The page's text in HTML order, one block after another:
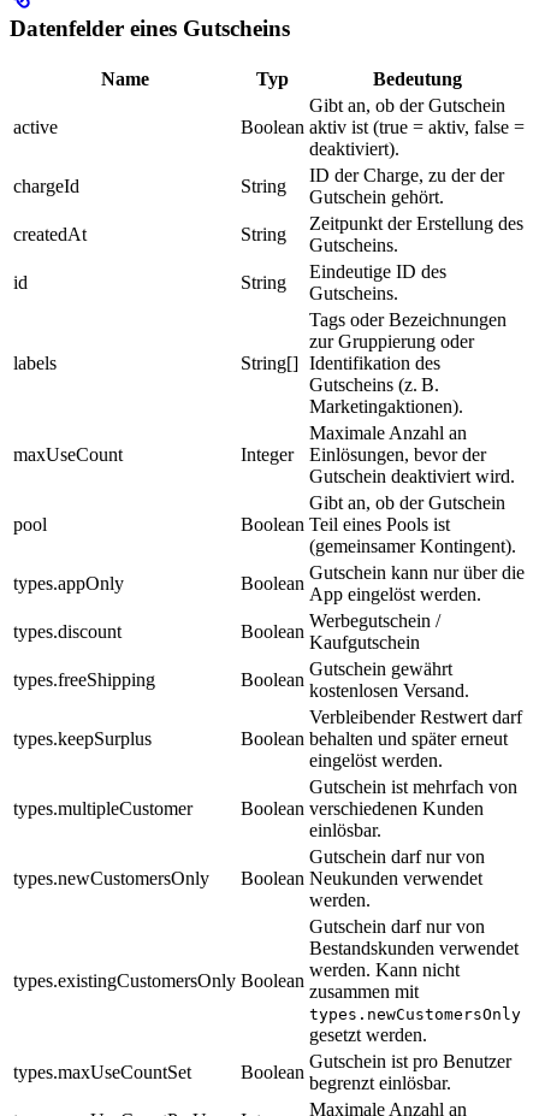
Datenfelder eines Gutscheins
Name Typ Bedeutung
active Boolean
Gibt an, ob der Gutschein
aktiv ist (true = aktiv, false =
deaktiviert).
chargeId
String
ID der Charge, zu der der
Gutschein gehört.
createdAt
String
Zeitpunkt der Erstellung des
Gutscheins.
id
String
Eindeutige ID des
Gutscheins.
labels String[]
Tags oder Bezeichnungen
zur Gruppierung oder
Identifikation des
Gutscheins (z. B.
Marketingaktionen).
maxUseCount Integer
Maximale Anzahl an
Einlösungen, bevor der
Gutschein deaktiviert wird.
pool Boolean
Gibt an, ob der Gutschein
Teil eines Pools ist
(gemeinsamer Kontingent).
types.appOnly
Boolean
Gutschein kann nur über die
App eingelöst werden.
types.discount
Boolean
Werbegutschein /
Kaufgutschein
types.freeShipping
Boolean
Gutschein gewährt
kostenlosen Versand.
types.keepSurplus Boolean
Verbleibender Restwert darf
behalten und später erneut
eingelöst werden.
types.multipleCustomer Boolean
Gutschein ist mehrfach von
verschiedenen Kunden
einlösbar.
types.newCustomersOnly Boolean
Gutschein darf nur von
Neukunden verwendet
werden.
types.existingCustomersOnly Boolean
Gutschein darf nur von
Bestandskunden verwendet
werden. Kann nicht
zusammen mit
types.newCustomersOnly
gesetzt werden.
types.maxUseCountSet
Boolean
Gutschein ist pro Benutzer
begrenzt einlösbar.
Maximale Anzahl an